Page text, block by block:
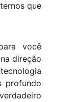
que
você
direção
profundo